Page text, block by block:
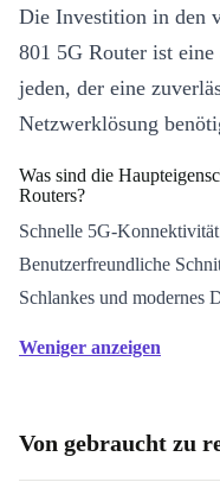
Die Investition in den
801 5G Router ist eine
jeden, der eine
Netzwerklösung
Was sind die
Routers?
Schnelle 5G-Konnektivität
Benutzerfreundliche
Schlankes und modernes
Weniger anzeigen
Von gebraucht zu